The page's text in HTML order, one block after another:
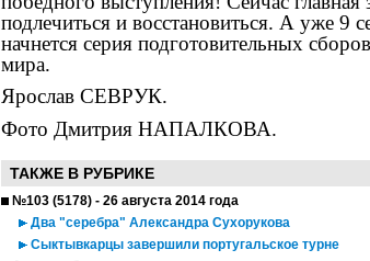
подлечиться и восстановиться. А уже 9
начнется серия подготовительных
мира.
Ярослав СЕВРУК.
Фото Дмитрия НАПАЛКОВА.
ТАКЖЕ В РУБРИКЕ
№103 (5178) - 26 августа 2014 года
Два "серебра" Александра Сухорукова
Сыктывкарцы завершили португальское турне